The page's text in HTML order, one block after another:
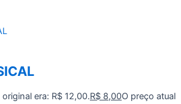
era: R$ 12,00.R$ 8,00O preço atual